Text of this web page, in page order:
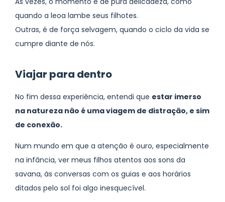
quando a leoa lambe seus filhotes.
Outras, é de força selvagem, quando o ciclo da vida se
cumpre diante de nós.
Viajar para dentro
No fim dessa experiência, entendi que estar imerso
na natureza não é uma viagem de distração, e sim
de conexão.
Num mundo em que a atenção é ouro, especialmente
na infância, ver meus filhos atentos aos sons da
savana, às conversas com os guias e aos horários
ditados pelo sol foi algo inesquecível.